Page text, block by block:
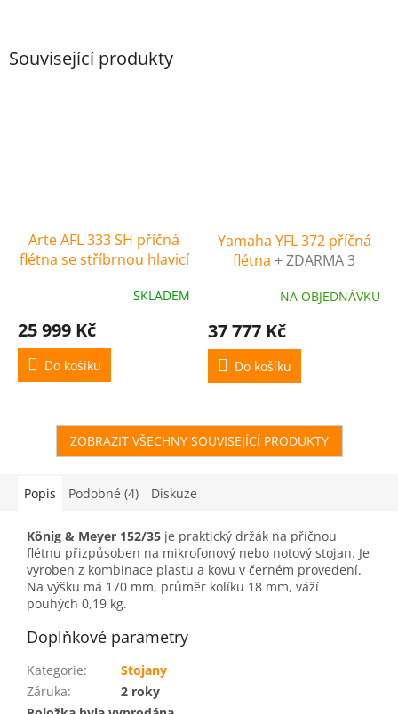
Související produkty
Arte AFL 333 SH příčná
flétna se stříbrnou hlavicí
SKLADEM
25 999 Kč
Do košíku
Yamaha YFL 372 příčná
flétna + ZDARMA 3
nástroje (v hodnotě 4500
NA OBJEDNÁVKU
37 777 Kč
Do košíku
ZOBRAZIT VŠECHNY SOUVISEJÍCÍ PRODUKTY
Popis Podobné (4) Diskuze
König & Meyer 152/35 je praktický držák na příčnou
flétnu přizpůsoben na mikrofonový nebo notový stojan. Je
vyroben z kombinace plastu a kovu v černém provedení.
Na výšku má 170 mm, průměr kolíku 18 mm, váží
pouhých 0,19 kg.
Doplňkové parametry
Kategorie:
Stojany
Záruka:
2 roky